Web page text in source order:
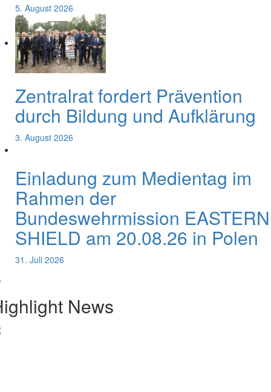
5. August 2026
Zentralrat fordert Prävention
durch Bildung und Aufklärung
3. August 2026
Einladung zum Medientag im
Rahmen der
Bundeswehrmission EASTERN
SHIELD am 20.08.26 in Polen
31. Juli 2026
News